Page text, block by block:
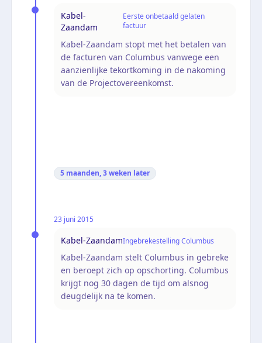
Kabel-
Zaandam
Eerste onbetaald gelaten
factuur
Kabel-Zaandam stopt met het betalen van
de facturen van Columbus vanwege een
aanzienlijke tekortkoming in de nakoming
van de Projectovereenkomst.
5 maanden, 3 weken later
23 juni 2015
Kabel-ZaandamIngebrekestelling Columbus
Kabel-Zaandam stelt Columbus in gebreke
en beroept zich op opschorting. Columbus
krijgt nog 30 dagen de tijd om alsnog
deugdelijk na te komen.